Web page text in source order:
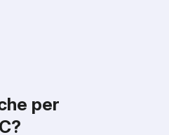
per